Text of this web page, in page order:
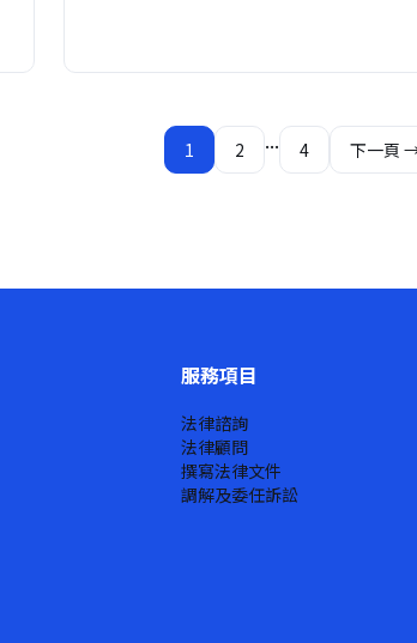
1 2 ... 4 下一頁
服務項目
法律諮詢
法律顧問
撰寫法律文件
調解及委任訴訟